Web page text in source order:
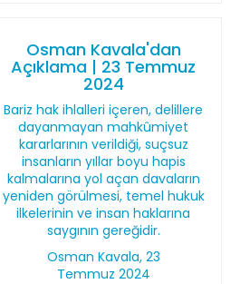
Osman Kavala'dan
Açıklama | 23 Temmuz
2024
Bariz hak ihlalleri içeren, delillere
dayanmayan mahkûmiyet
kararlarının verildiği, suçsuz
insanların yıllar boyu hapis
kalmalarına yol açan davaların
yeniden görülmesi, temel hukuk
ilkelerinin ve insan haklarına
saygının gereğidir.
Osman Kavala, 23
Temmuz 2024